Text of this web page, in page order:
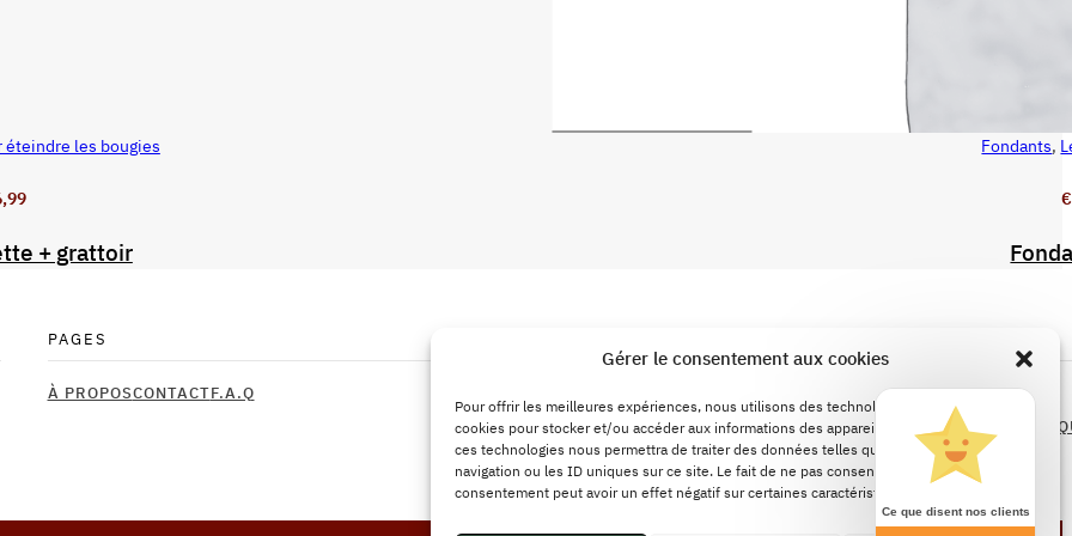
Gérer le consentement aux cookies
Pour offrir les meilleures expériences, nous utilisons des technologies telles que les
cookies pour stocker et/ou accéder aux informations des appareils. Le fait de consentir à
ces technologies nous permettra de traiter des données telles que le comportement de
navigation ou les ID uniques sur ce site. Le fait de ne pas consentir ou de retirer son
consentement peut avoir un effet négatif sur certaines caractéristiques et fonctions.
éteindre les bougies
+ grattoir
Fondants,
€
PAGES
À PROPOSCONTACTF.A.Q
POLITIQUE DE REMBOURSEMENTS ET DE
RETOURSCONDITIONS GÉNÉRALES DE VENTE
CONFIDENTIALITÉ
Ce que disent nos clients